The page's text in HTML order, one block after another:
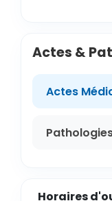
Actes &
Actes
Horaires